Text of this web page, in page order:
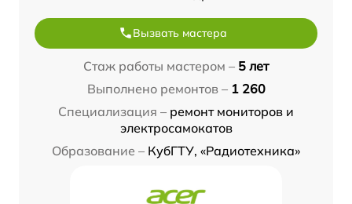
Вызвать мастера
Стаж работы мастером – 5 лет
Выполнено ремонтов – 1 260
Специализация – ремонт мониторов и
электросамокатов
Образование – КубГТУ, «Радиотехника»